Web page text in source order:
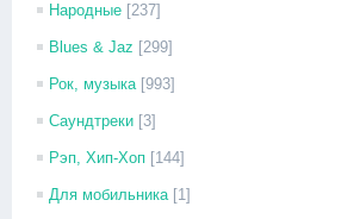
Народные [237]
Blues & Jaz [299]
Рок, музыка [993]
Саундтреки [3]
Рэп, Хип-Хоп [144]
Для мобильника [1]